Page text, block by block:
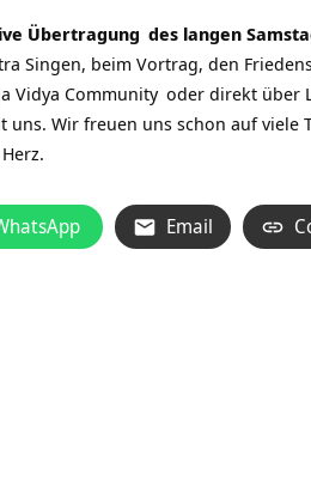
Übertragung des langen
Singen, beim Vortrag, den
Vidya Community oder direkt über
Wir freuen uns schon auf viele
Email